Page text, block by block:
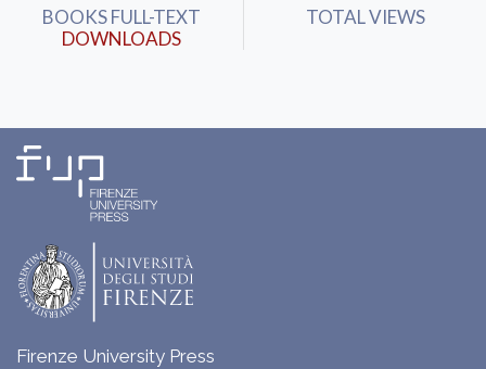
BOOKS FULL-TEXT
DOWNLOADS
TOTAL VIEWS
Firenze University Press